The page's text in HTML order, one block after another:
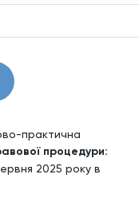
практична
процедури:
2025 року в